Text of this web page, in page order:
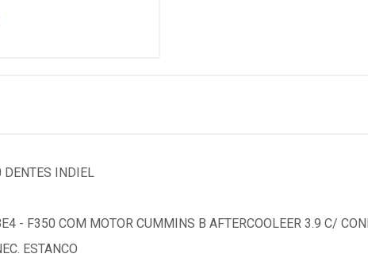
INDIEL
- F350 COM MOTOR CUMMINS B AFTERCOOLEER 3.9 C/
ESTANCO